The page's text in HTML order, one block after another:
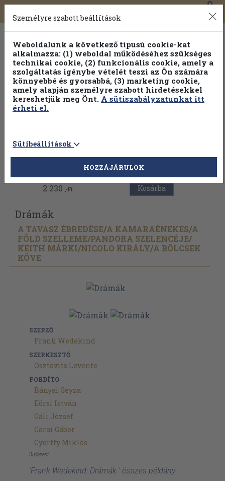
Toggle
navigation
0
Vissza az előző oldalra
2.230 ,-Ft Kosárba
Drámák
A TAVASZ ÉBREDÉSE/A KAMARAÉNEKES/A
FÖLD SZELLEME/PANDORA SZELENCÉJE/
KEITH MÁRKI/NICOLO KIRÁLY/A BÖLCSEK
KÖVE
SZERZŐ
Frank Wedekind
SZERKESZTŐ
Osztovits Levente
FORDÍTÓ
Bányai Geyza
Eörsi István
Gáli József
Garai Gábor
Györffy Miklós
Budapest
'Frank Wedekind: Drámák ' összes példány
Személyre szabott beállítások
Weboldalunk a következő típusú cookie-kat
alkalmazza: (1) weboldal működéséhez szükséges
technikai cookie, (2) funkcionális cookie, amely a
szolgáltatás igénybe vételét teszi az Ön számára
könnyebbé és gyorsabbá, (3) marketing cookie,
amely alapján személyre szabott hirdetésekkel
kereshetjük meg Önt. A sütiszabályzatunkat itt
érheti el.
Sütibeállítások
HOZZÁJÁRULOK